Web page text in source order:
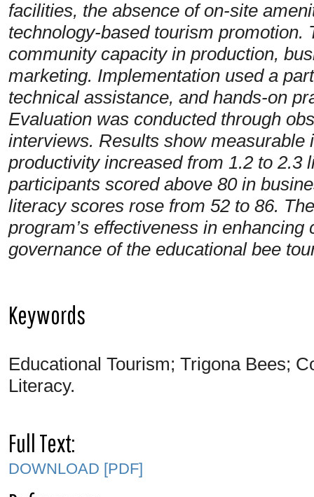
facilities, the absence of on-site
technology-based tourism promotion.
community capacity in production,
marketing. Implementation used a
technical assistance, and hands-on
Evaluation was conducted through
interviews. Results show
productivity increased from 1.2 to 2.3
participants scored above 80 in
literacy scores rose from 52 to 86.
program’s effectiveness in
governance of the educational bee
Keywords
Educational Tourism; Trigona Bees;
Literacy.
Full Text:
DOWNLOAD [PDF]